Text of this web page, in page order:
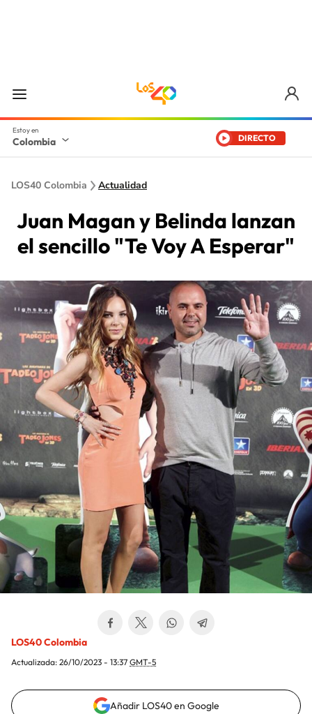
Colombia DIRECTO
LOS40 Colombia Actualidad
Juan Magan y Belinda lanzan
el sencillo "Te Voy A Esperar"
LOS40 Colombia
Actualizada: 26/10/2023 - 13:37 GMT-5
Añadir LOS40 en Google